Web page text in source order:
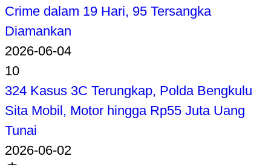
Crime dalam 19 Hari, 95 Tersangka
Diamankan
2026-06-04
10
324 Kasus 3C Terungkap, Polda Bengkulu
Sita Mobil, Motor hingga Rp55 Juta Uang
Tunai
2026-06-02